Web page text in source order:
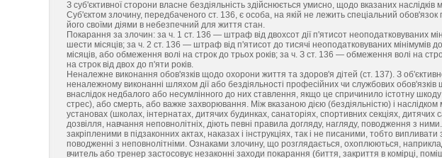
З суб'єктивної сторони власне бездіяльність здійснюється умисно, щодо вказаних
Суб'єктом злочину, передбаченого ст. 136, є особа, на якій не лежить спеціальний обов'язок
його своїми діями в небезпечний для життя стан.
Покарання за злочин: за ч. 1 ст. 136 — штраф від двохсот дії п'ятисот неоподатковуваних
шести місяців; за ч. 2 ст. 136 — штраф від п'ятисот до тисячі неоподатковуваних мінімумів
місяців, або обмеження волі на строк до трьох років; за ч. З ст. 136 — обмеження волі на
на строк від двох до п'яти років.
Неналежне виконання обов'язків щодо охорони життя та здоров'я дітей (ст. 137). З
неналежному виконанні шляхом дії або бездіяльності професійних чи службових
внаслідок недбалого або несумлінного до них ставлення, якщо це спричинило істотну
стрес), або смерть, або важке захворювання. Між вказаною дією (бездіяльністю) і
установах (школах, інтернатах, дитячих будинках, санаторіях, спортивних секціях,
дозвілля, навчання неповнолітніх, діють певні правила догляду, нагляду, поводження з
закріпленими в підзаконних актах, наказах і інструкціях, так і не писаними, тобто
поводженні з неповнолітніми. Ознаками злочину, що розглядається, охоплюються,
вчитель або тренер застосовує незаконні заходи покарання (биття, закриття в комірці,